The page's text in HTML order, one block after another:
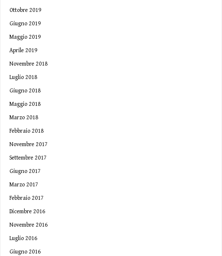
Ottobre 2019
Giugno 2019
Maggio 2019
Aprile 2019
Novembre 2018
Luglio 2018
Giugno 2018
Maggio 2018
Marzo 2018
Febbraio 2018
Novembre 2017
Settembre 2017
Giugno 2017
Marzo 2017
Febbraio 2017
Dicembre 2016
Novembre 2016
Luglio 2016
Giugno 2016